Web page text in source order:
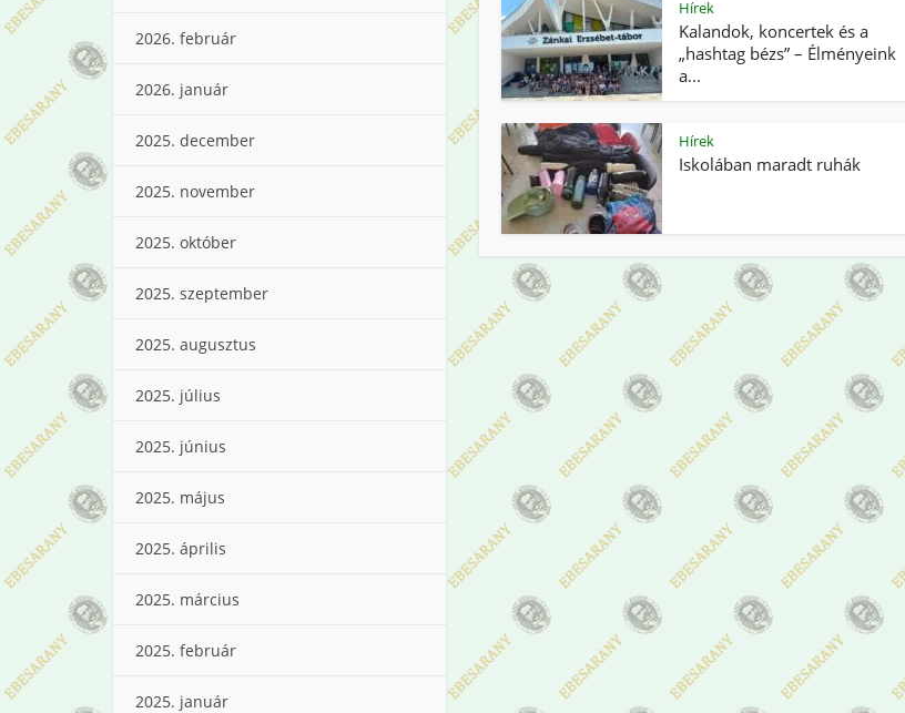
2026. február
2026. január
2025. december
2025. november
2025. október
2025. szeptember
2025. augusztus
2025. július
2025. június
2025. május
2025. április
2025. március
2025. február
2025. január
Hírek
Kalandok, koncertek és a
„hashtag bézs” – Élményeink
a...
Hírek
Iskolában maradt ruhák